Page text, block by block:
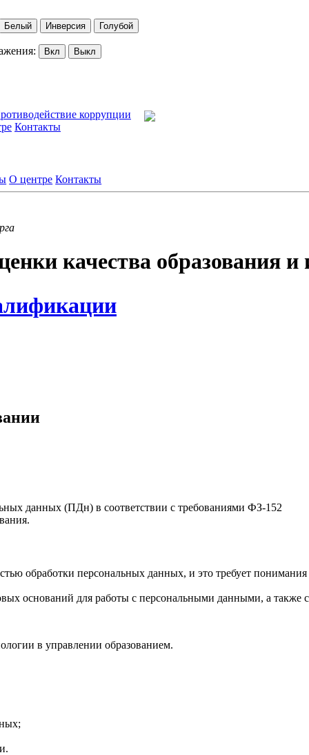
Белый Инверсия Голубой
Вкл Выкл
коррупции
Контакты
О центре Контакты
качества образования
данных (ПДн) в соответствии с требованиями ФЗ‑152
обработки персональных данных, и это требует
оснований для работы с персональными данными, а также
в управлении образованием.